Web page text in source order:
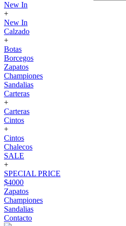
New In
+
New In
Calzado
+
Botas
Borcegos
Zapatos
Championes
Sandalias
Carteras
+
Carteras
Cintos
+
Cintos
Chalecos
SALE
+
SPECIAL PRICE
$4000
Zapatos
Championes
Sandalias
Contacto